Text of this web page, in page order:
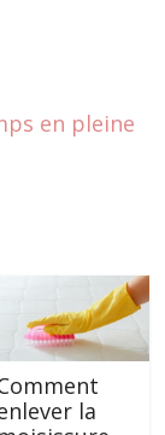
en pleine
la